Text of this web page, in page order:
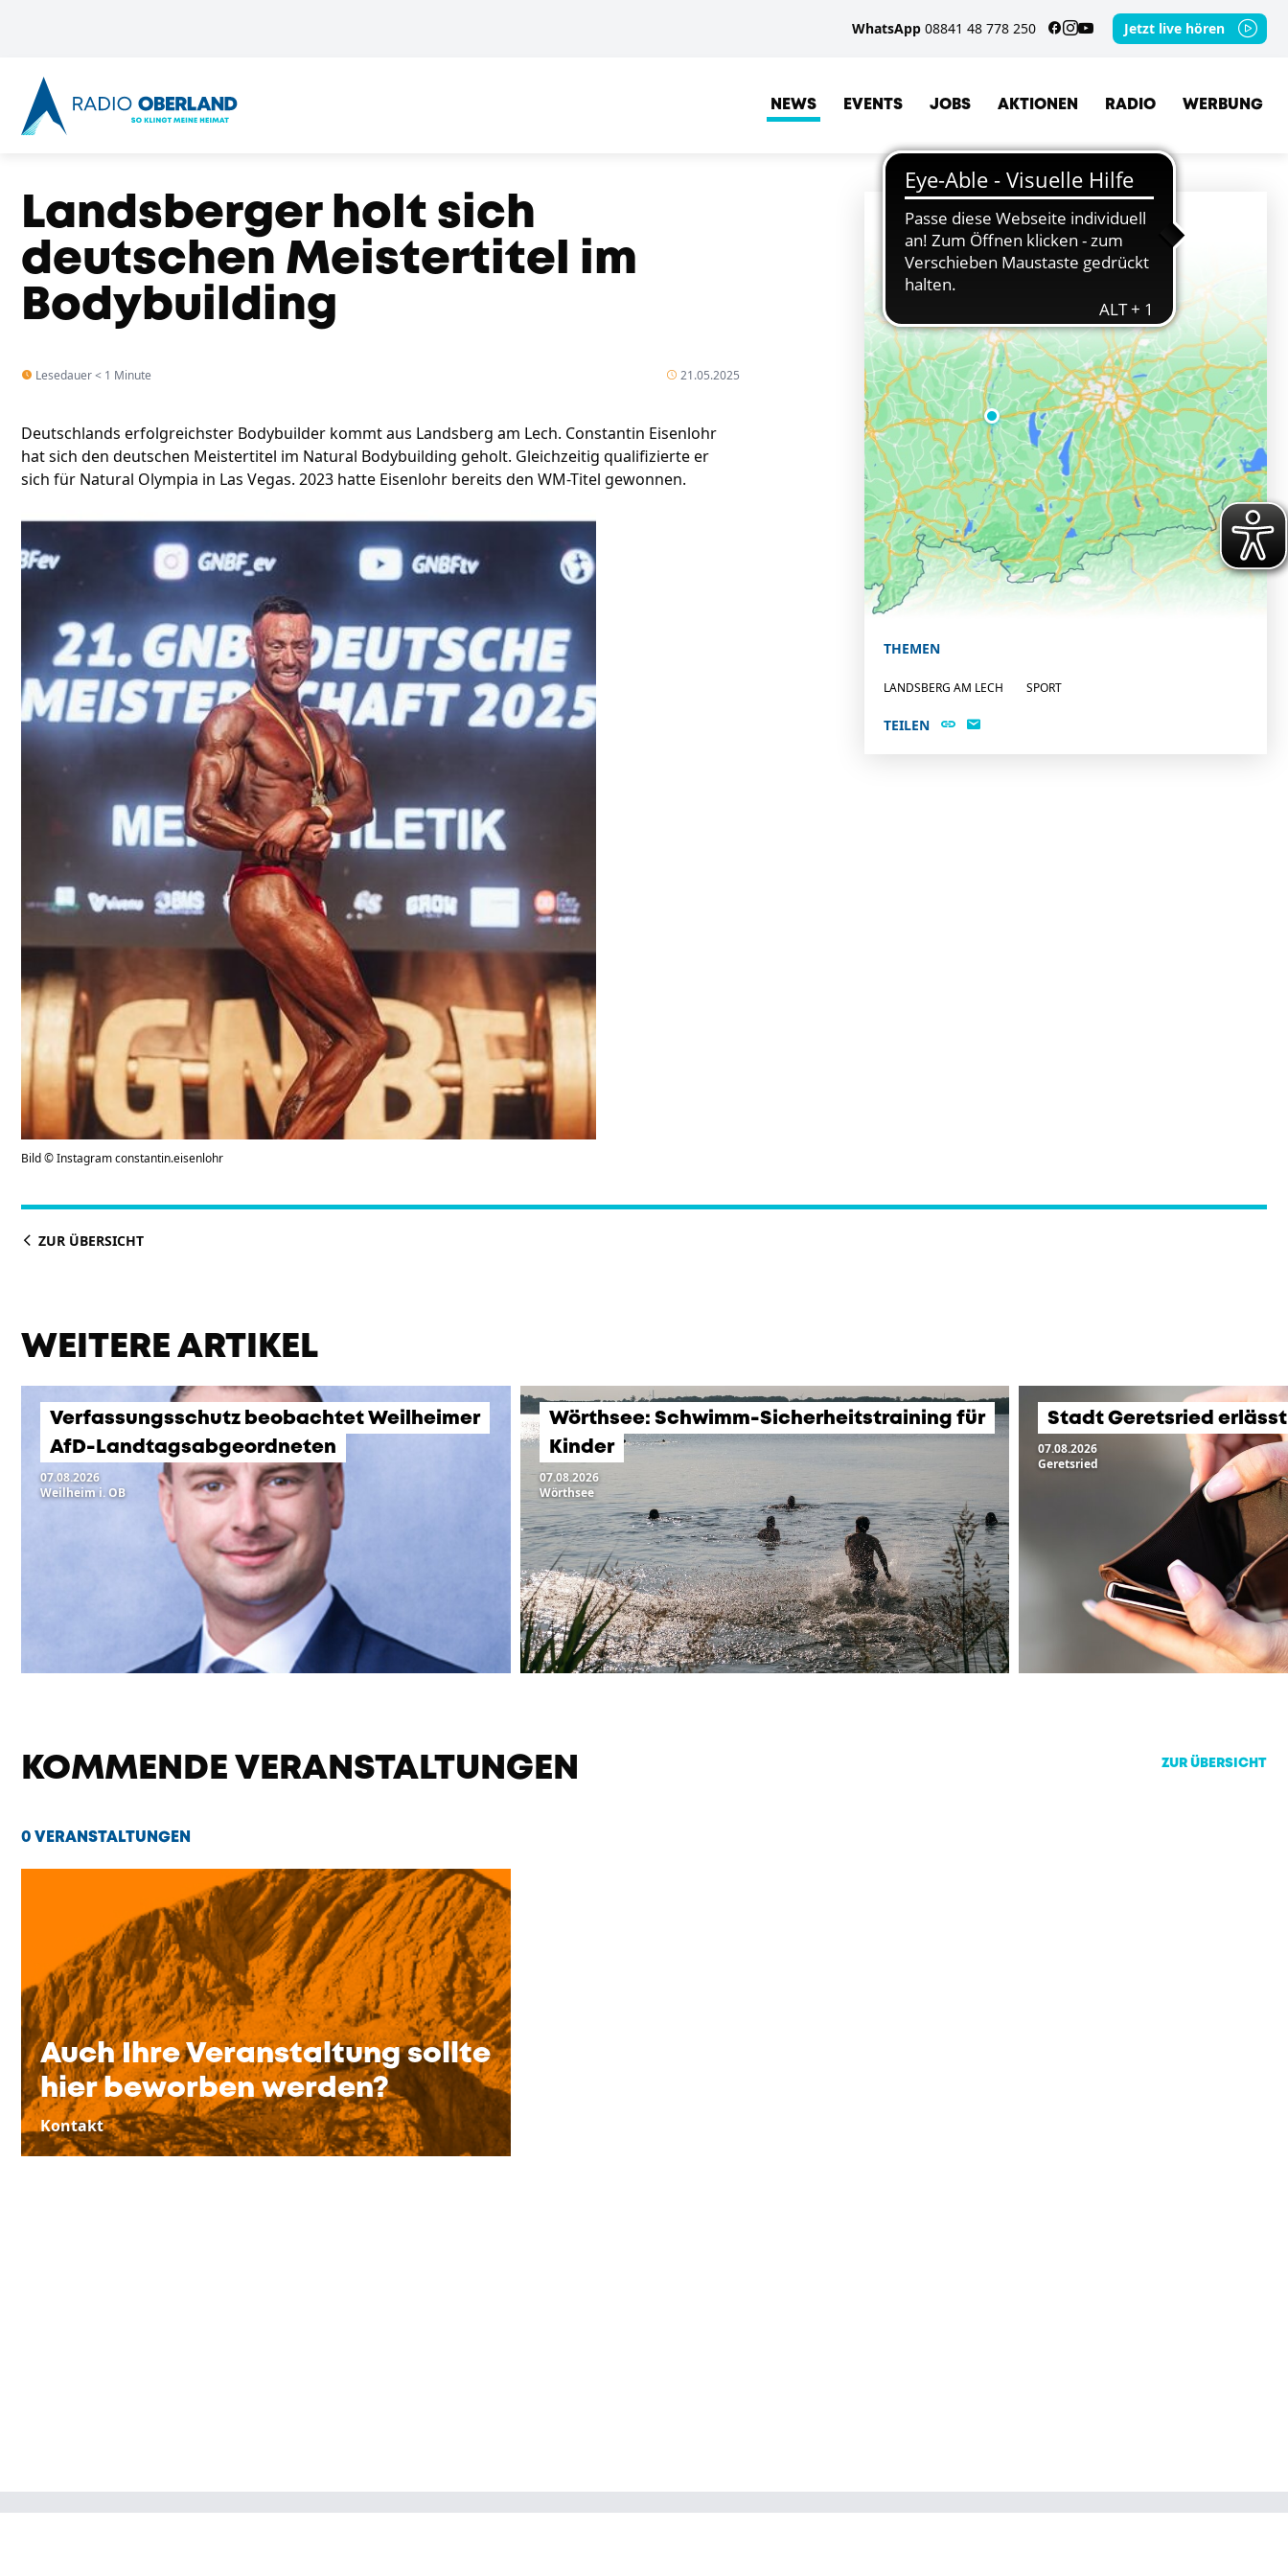
WhatsApp 08841 48 778 250 Jetzt live hören
NEWS EVENTS JOBS AKTIONEN RADIO WERBUNG
Landsberger holt sich
deutschen Meistertitel im
Bodybuilding
Lesedauer < 1 Minute 21.05.2025
Deutschlands erfolgreichster Bodybuilder kommt aus Landsberg am Lech. Constantin Eisenlohr
hat sich den deutschen Meistertitel im Natural Bodybuilding geholt. Gleichzeitig qualifizierte er
sich für Natural Olympia in Las Vegas. 2023 hatte Eisenlohr bereits den WM-Titel gewonnen.
Bild © Instagram constantin.eisenlohr
ORTE
LANDSBERG AM LECH
THEMEN
LANDSBERG AM LECH SPORT
TEILEN
ZUR ÜBERSICHT
WEITERE ARTIKEL
Verfassungsschutz beobachtet Weilheimer
AfD-Landtagsabgeordneten
07.08.2026
Weilheim i. OB
Wörthsee: Schwimm-Sicherheitstraining für
Kinder
07.08.2026
Wörthsee
Stadt Geretsried
07.08.2026
Geretsried
KOMMENDE VERANSTALTUNGEN ZUR ÜBERSICHT
0 VERANSTALTUNGEN
Auch Ihre Veranstaltung sollte
hier beworben werden?
Kontakt